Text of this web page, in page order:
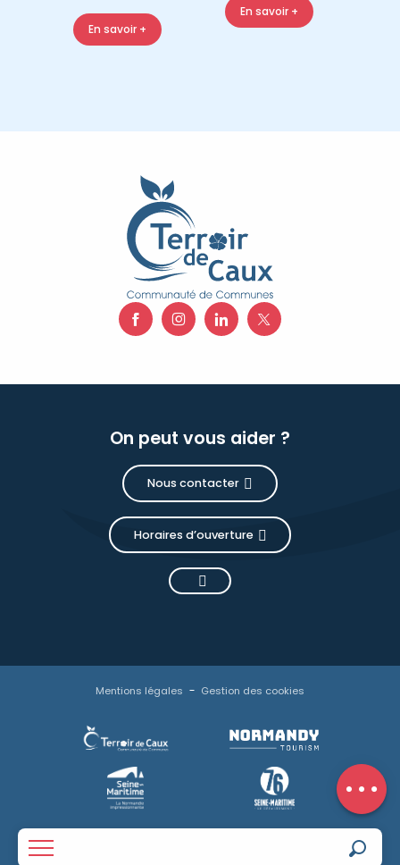
Avis
En savoir +
En savoir +
On peut vous aider ?
Nous contacter
Horaires d’ouverture
Mentions légales Gestion des cookies